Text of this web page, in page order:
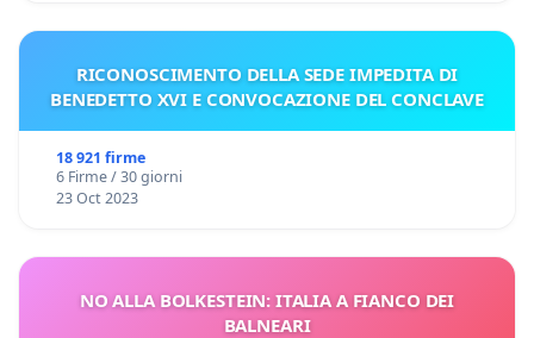
RICONOSCIMENTO DELLA SEDE IMPEDITA DI
BENEDETTO XVI E CONVOCAZIONE DEL CONCLAVE
18 921 firme
6 Firme / 30 giorni
23 Oct 2023
NO ALLA BOLKESTEIN: ITALIA A FIANCO DEI
BALNEARI